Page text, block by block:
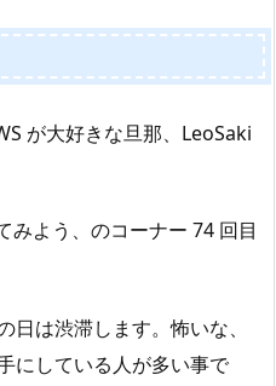
が大好きな旦那、LeoSaki
みよう、のコーナー 74 回目
は渋滞します。怖いな、
にしている人が多い事で